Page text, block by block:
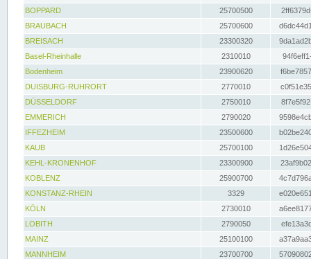
BOPPARD
25700500
BRAUBACH
25700600
BREISACH
23300320
Basel-Rheinhalle
2310010
Bodenheim
23900620
DUISBURG-RUHRORT
2770010
DÜSSELDORF
2750010
EMMERICH
2790020
IFFEZHEIM
23500600
KAUB
25700100
KEHL-KRONENHOF
23300900
KOBLENZ
25900700
KONSTANZ-RHEIN
3329
KÖLN
2730010
LOBITH
2790050
MAINZ
25100100
MANNHEIM
23700700